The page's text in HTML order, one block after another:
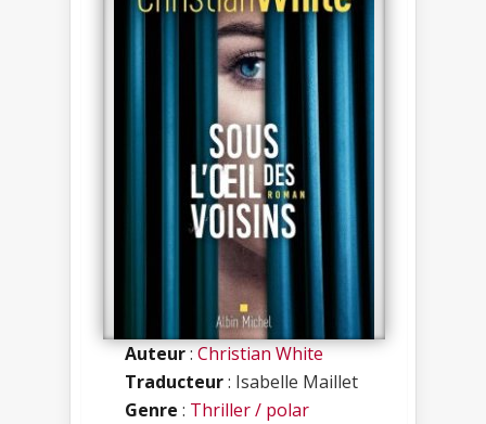
Auteur:Christian White
Traducteur: Isabelle Maillet
Genre : Thriller / polar